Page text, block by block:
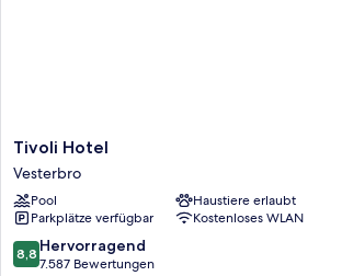
Tivoli
Hotel
Vesterbro
Tivoli Hotel
Vesterbro
Pool
Haustiere erlaubt
Parkplätze verfügbar
Kostenloses WLAN
8.8
von
8,8 Hervorragend
7.587 Bewertungen